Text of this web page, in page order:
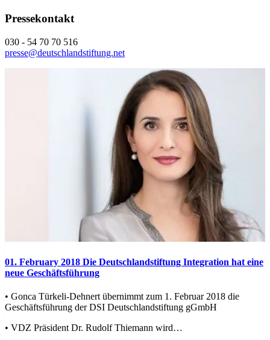
Pressekontakt
030 - 54 70 70 516
presse@deutschlandstiftung.net
01. February 2018 Die Deutschlandstiftung Integration hat eine
neue Geschäftsführung
• Gonca Türkeli-Dehnert übernimmt zum 1. Februar 2018 die
Geschäftsführung der DSI Deutschlandstiftung gGmbH
• VDZ Präsident Dr. Rudolf Thiemann wird…